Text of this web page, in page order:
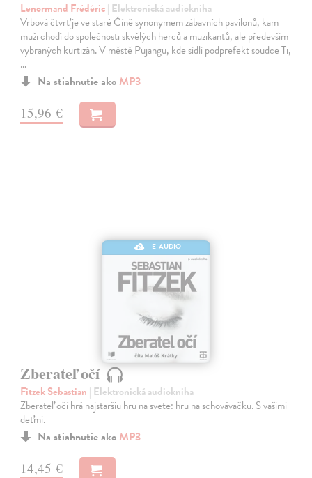
Lenormand Frédéric| Elektronická audiokniha
Vrbová čtvrť je ve staré Číně synonymem zábavních pavilonů, kam
muži chodí do společnosti skvělých herců a muzikantů, ale především
vybraných kurtizán. V městě Pujangu, kde sídlí podprefekt soudce Ti,
…
Na stiahnutie ako MP3
15,96 €
E-AUDIO
Zberateľ očí
Fitzek Sebastian | Elektronická audiokniha
Zberateľ očí hrá najstaršiu hru na svete: hru na schovávačku. S vašimi
deťmi.
Na stiahnutie ako MP3
14,45 €